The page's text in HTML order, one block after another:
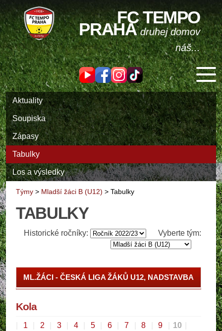
FC TEMPO
PRAHAdruhej domov
náš...
Aktuality
Soupiska
Zápasy
Tabulky
Los a výsledky
Týmy > Mladší žáci B (U12) > Tabulky
TABULKY
Historické ročníky: Vyberte tým:
ML.ŽÁCI - ČESKÁ LIGA ŽÁKŮ U12, NADSTAVBA
Kola
1 2 3 4 5 6 7 8 9 10